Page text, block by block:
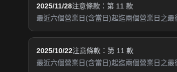
2025/11/28注意條款：第 11 款
最近六個營業日(含當日)起迄兩個營業日之
2025/10/22注意條款：第 11 款
最近六個營業日(含當日)起迄兩個營業日之